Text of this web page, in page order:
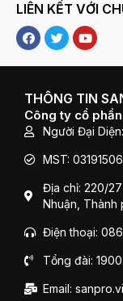
LIÊN KẾT VỚI
F
a
c
e
o
o
k
T
w
i
t
e
r
Y
o
u
t
b
e
THÔNG TIN
Công ty cổ
Người Đại
MST:
Địa chỉ: 220/
Nhuận, Thành
Điện thoại:
Tổng đài:
Email: